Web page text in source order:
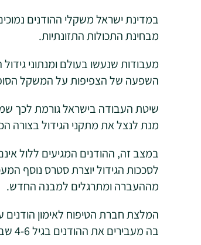
במדינת ישראל משקלי ההודנים
מבחינת התכולות התזונתיות.
מעבודות שנעשו בעולם ומנתוני
השפעה של הצפיפות על המשקל הסופי
מנת לנצל את מתקני הגידול בצורה
במצב זה, ההודנים המגיעים ללול
לסככות הגידול יוצרת סטרס נוסף
מההעברה ומתרגלים למבנה החדש.
בה מעבירים את ההודנים בגיל 4-6 שבועות.